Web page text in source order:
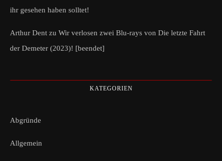
ihr gesehen haben solltet!
Arthur Dent zu Wir verlosen zwei Blu-rays von Die letzte Fahrt
der Demeter (2023)! [beendet]
KATEGORIEN
Abgründe
Allgemein